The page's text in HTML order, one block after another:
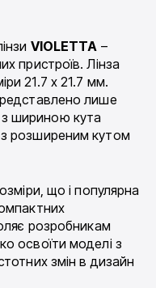
VIOLETTA –
пристроїв. Лінза
21.7 x 21.7 мм.
лише
з шириною кута
розширеним кутом
що і популярна
розробникам
освоїти моделі з
змін в дизайн